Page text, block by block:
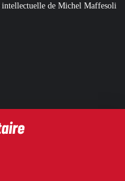
Pour regagner son influence